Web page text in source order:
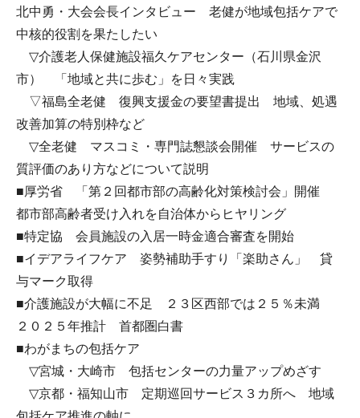
北中勇・大会会長インタビュー 老健が地域包括ケアで
中核的役割を果たしたい
▽介護老人保健施設福久ケアセンター（石川県金沢
市） 「地域と共に歩む」を日々実践
▽福島全老健 復興支援金の要望書提出 地域、処遇
改善加算の特別枠など
▽全老健 マスコミ・専門誌懇談会開催 サービスの
質評価のあり方などについて説明
■厚労省 「第２回都市部の高齢化対策検討会」開催
都市部高齢者受け入れを自治体からヒヤリング
■特定協 会員施設の入居一時金適合審査を開始
■イデアライフケア 姿勢補助手すり「楽助さん」 貸
与マーク取得
■介護施設が大幅に不足 ２３区西部では２５％未満
２０２５年推計 首都圏白書
■わがまちの包括ケア
▽宮城・大崎市 包括センターの力量アップめざす
▽京都・福知山市 定期巡回サービス３カ所へ 地域